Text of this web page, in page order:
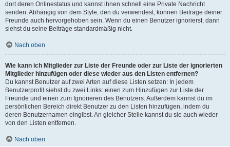
dort deren Onlinestatus und kannst ihnen schnell eine Private Nachricht
senden. Abhängig von dem Style, den du verwendest, können Beiträge deiner
Freunde auch hervorgehoben sein. Wenn du einen Benutzer ignorierst, dann
siehst du seine Beiträge standardmäßig nicht.
Nach oben
Wie kann ich Mitglieder zur Liste der Freunde oder zur Liste der ignorierten
Mitglieder hinzufügen oder diese wieder aus den Listen entfernen?
Du kannst Benutzer auf zwei Arten auf diese Listen setzen: In jedem
Benutzerprofil siehst du zwei Links: einen zum Hinzufügen zur Liste der
Freunde und einen zum Ignorieren des Benutzers. Außerdem kannst du im
persönlichen Bereich direkt Benutzer zu den Listen hinzufügen, indem du
deren Benutzernamen eingibst. An gleicher Stelle kannst du sie auch wieder
von den Listen entfernen.
Nach oben